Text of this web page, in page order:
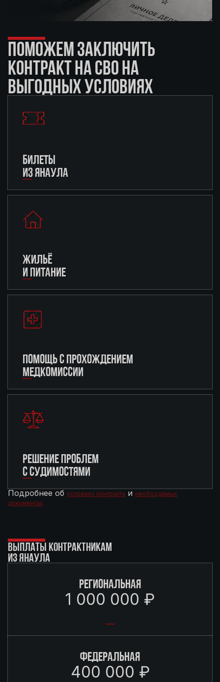
ПОМОЖЕМ ЗАКЛЮЧИТЬ
КОНТРАКТ НА СВО НА
ВЫГОДНЫХ УСЛОВИЯХ
БИЛЕТЫ
ИЗ ЯНАУЛА
ЖИЛЬЁ
И ПИТАНИЕ
ПОМОЩЬ С ПРОХОЖДЕНИЕМ
МЕДКОМИССИИ
РЕШЕНИЕ ПРОБЛЕМ
С СУДИМОСТЯМИ
Подробнее об условиях контракта и необходимых
документах
ВЫПЛАТЫ КОНТРАКТНИКАМ
ИЗ ЯНАУЛА
РЕГИОНАЛЬНАЯ
1 000 000 ₽
ФЕДЕРАЛЬНАЯ
400 000 ₽